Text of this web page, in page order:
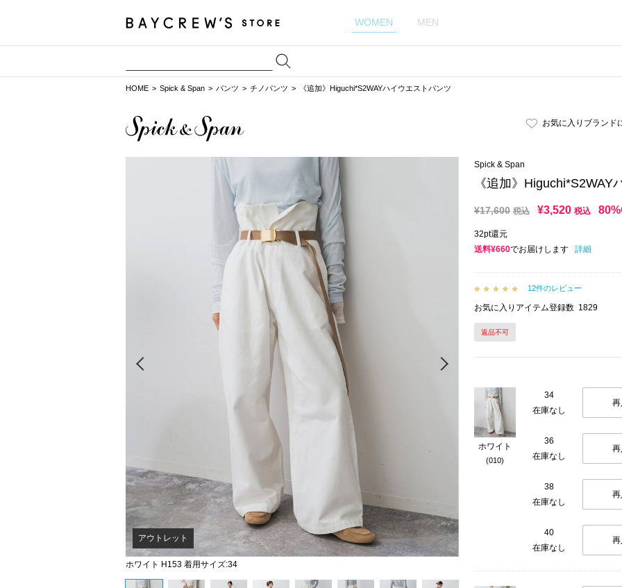
WOMEN MEN
HOME Spick & Span パンツ チノパンツ 《追加》Higuchi*S2WAYハイウエストパンツ
お気に入りブランド
ホワイト H153 着用サイズ:34
Next
アウトレット
Spick & Span
《追加》Higuchi*S2WAY
¥17,600 税込 ¥3,520 税込
32pt還元
送料¥660でお届けします 詳細
12件のレビュー
お気に入りアイテム登録数 1829
返品不可
ホワイト
(010)
34
在庫なし
36
在庫なし
38
在庫なし
40
在庫なし